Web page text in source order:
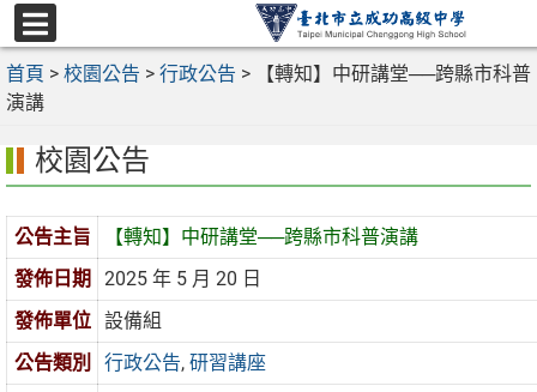
跳
至
主
要
區
選
單
首頁 > 校園公告 > 行政公告 >
【轉知】中研講堂──跨縣市科普
演講
校園公告
公告主旨
【轉知】中研講堂──跨縣市科普演講
發佈日期
2025 年 5 月 20 日
發佈單位
設備組
公告類別
行政公告,研習講座